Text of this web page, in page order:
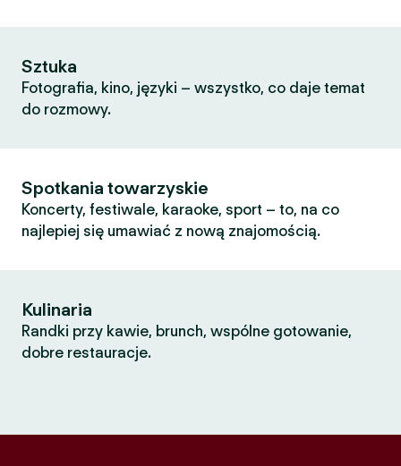
Sztuka
Fotografia, kino, języki – wszystko, co daje temat
do rozmowy.
Spotkania towarzyskie
Koncerty, festiwale, karaoke, sport – to, na co
najlepiej się umawiać z nową znajomością.
Kulinaria
Randki przy kawie, brunch, wspólne gotowanie,
dobre restauracje.